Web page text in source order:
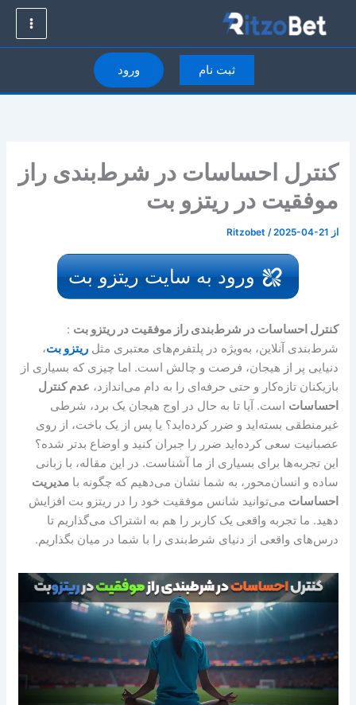
محتوا
ثبت نام
ورود
کنترل احساسات در شرط‌بندی راز
موفقیت در ریتزو بت
از Ritzobet /2025-04-21
ورود به سایت ریتزو بت
کنترل احساسات در شرط‌بندی راز موفقیت در ریتزو بت :
شرط‌بندی آنلاین، به‌ویژه در پلتفرم‌های معتبری مثلریتزو بت،
دنیایی پر از هیجان، فرصت و چالش است. اما چیزی که بسیاری از
بازیکنان تازه‌کار و حتی حرفه‌ای را به دام می‌اندازد، عدم کنترل
احساسات است. آیا تا به حال در اوج هیجان یک برد، شرطی
غیرمنطقی بسته‌اید و ضرر کرده‌اید؟ یا پس از یک باخت، از روی
عصبانیت سعی کرده‌اید ضرر را جبران کنید و اوضاع بدتر شده؟
این تجربه‌ها برای بسیاری از ما آشناست. در این مقاله، با زبانی
ساده و انسان‌محور، به شما نشان می‌دهیم که چگونه بامدیریت
احساسات می‌توانید شانس موفقیت خود را در ریتزو بت افزایش
دهید. ما تجربه واقعی یک کاربر را هم به اشتراک می‌گذاریم تا
درس‌های واقعی از دنیای شرط‌بندی را با شما در میان بگذاریم.